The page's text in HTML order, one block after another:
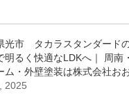
光市 タカラスタンダード
明るく快適なLDKへ｜ 周
ム・外壁塗装は株式会社お
2025